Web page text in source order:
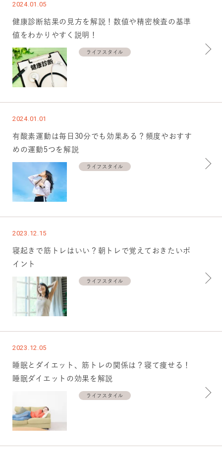
2024.01.05
健康診断結果の見方を解説！数値や精密検査の基準
値をわかりやすく説明！
ライフスタイル
2024.01.01
有酸素運動は毎日30分でも効果ある？頻度やおすす
めの運動5つを解説
ライフスタイル
2023.12.15
寝起きで筋トレはいい？朝トレで覚えておきたいポ
イント
ライフスタイル
2023.12.05
睡眠とダイエット、筋トレの関係は？寝て痩せる！
睡眠ダイエットの効果を解説
ライフスタイル